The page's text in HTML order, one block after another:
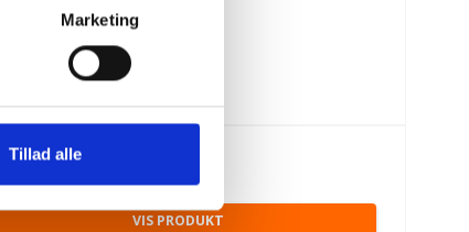
Marketing
Tillad alle
269,93 DKK
VIS PRODUKT